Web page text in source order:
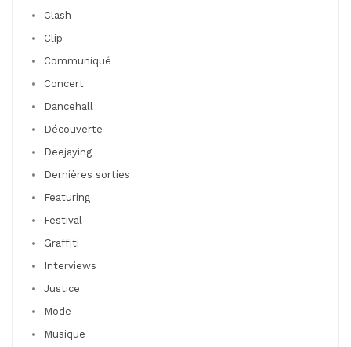
Clash
Clip
Communiqué
Concert
Dancehall
Découverte
Deejaying
Dernières sorties
Featuring
Festival
Graffiti
Interviews
Justice
Mode
Musique